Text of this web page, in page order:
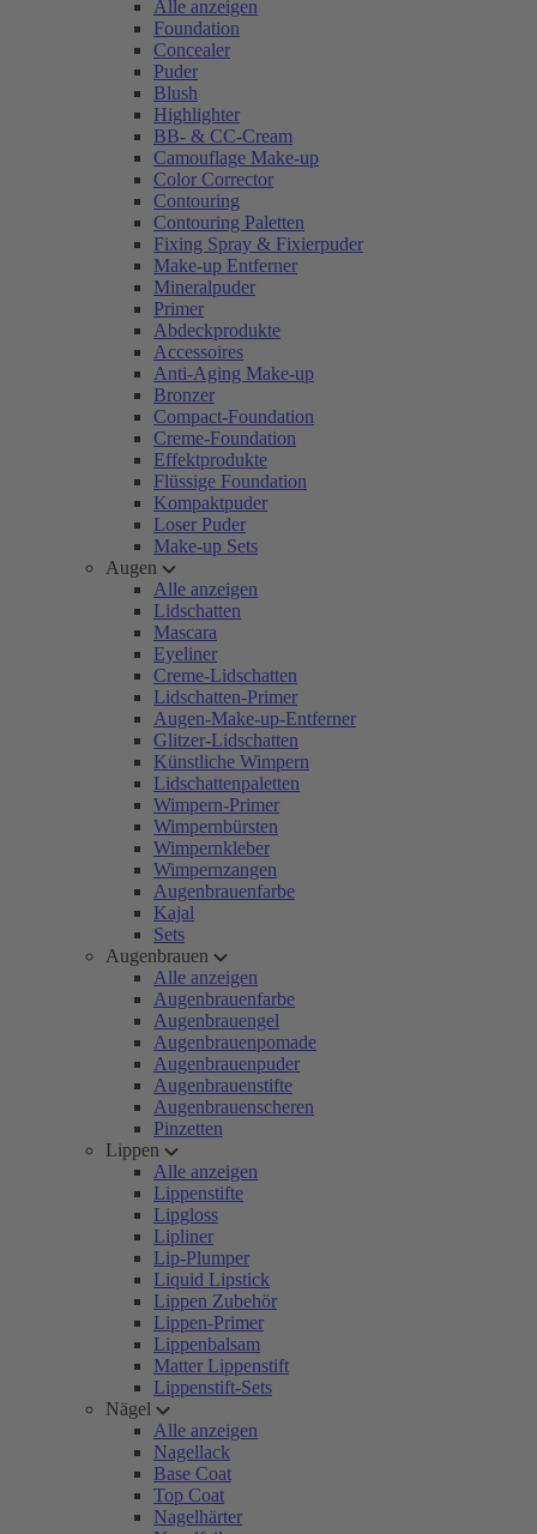
Alle anzeigen
Foundation
Concealer
Puder
Blush
Highlighter
BB- & CC-Cream
Camouflage Make-up
Color Corrector
Contouring
Contouring Paletten
Fixing Spray & Fixierpuder
Make-up Entferner
Mineralpuder
Primer
Abdeckprodukte
Accessoires
Anti-Aging Make-up
Bronzer
Compact-Foundation
Creme-Foundation
Effektprodukte
Flüssige Foundation
Kompaktpuder
Loser Puder
Make-up Sets
Augen
Alle anzeigen
Lidschatten
Mascara
Eyeliner
Creme-Lidschatten
Lidschatten-Primer
Augen-Make-up-Entferner
Glitzer-Lidschatten
Künstliche Wimpern
Lidschattenpaletten
Wimpern-Primer
Wimpernbürsten
Wimpernkleber
Wimpernzangen
Augenbrauenfarbe
Kajal
Sets
Augenbrauen
Alle anzeigen
Augenbrauenfarbe
Augenbrauengel
Augenbrauenpomade
Augenbrauenpuder
Augenbrauenstifte
Augenbrauenscheren
Pinzetten
Lippen
Alle anzeigen
Lippenstifte
Lipgloss
Lipliner
Lip-Plumper
Liquid Lipstick
Lippen Zubehör
Lippen-Primer
Lippenbalsam
Matter Lippenstift
Lippenstift-Sets
Nägel
Alle anzeigen
Nagellack
Base Coat
Top Coat
Nagelhärter